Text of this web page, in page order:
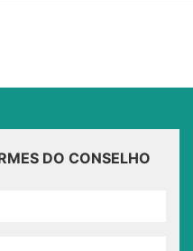
DO CONSELHO